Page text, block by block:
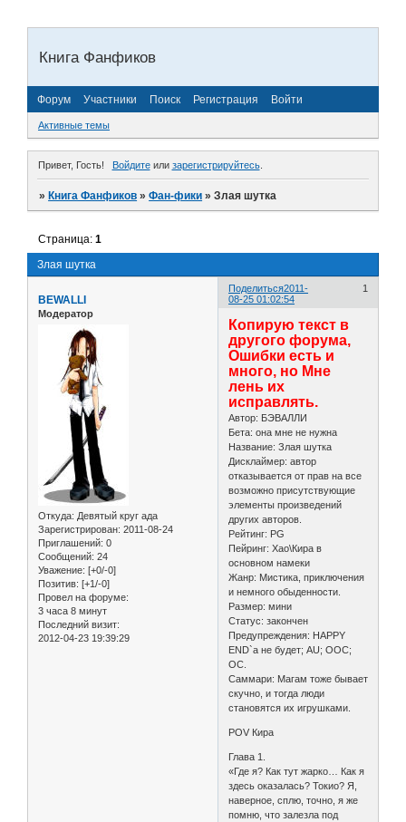
Книга Фанфиков
Форум Участники Поиск Регистрация Войти
Активные темы
Привет, Гость! Войдитеили зарегистрируйтесь.
»Книга Фанфиков »Фан-фики »Злая шутка
Злая шутка
Страница:1
Поделиться 1
2011-
08-25 01:02:54
BEWALLI
Модератор
Откуда: Девятый круг ада
Зарегистрирован: 2011-08-24
Приглашений: 0
Сообщений: 24
Уважение: [+0/-0]
Позитив: [+1/-0]
Провел на форуме:
3 часа 8 минут
Последний визит:
2012-04-23 19:39:29
Копирую текст в
другого форума,
Ошибки есть и
много, но Мне
лень их
исправлять.
Автор: БЭВАЛЛИ
Бета: она мне не нужна
Название: Злая шутка
Дисклаймер: автор
отказывается от прав на все
возможно присутствующие
элементы произведений
других авторов.
Рейтинг: РG
Пейринг: Хао\Кира в
основном намеки
Жанр: Мистика, приключения
и немного обыденности.
Размер: мини
Статус: закончен
Предупреждения: HAPPY
END`a не будет; AU; ООС;
ОС.
Саммари: Магам тоже бывает
скучно, и тогда люди
становятся их игрушками.
POV Кира
Глава 1.
«Где я? Как тут жарко… Как я
здесь оказалась? Токио? Я,
наверное, сплю, точно, я же
помню, что залезла под